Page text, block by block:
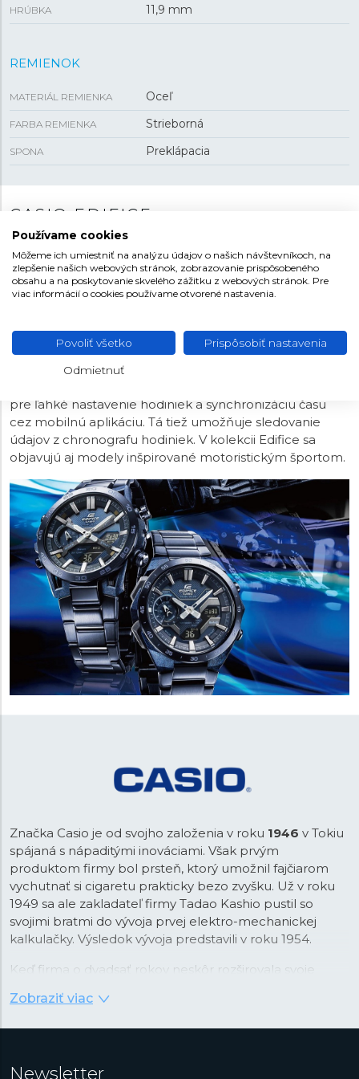
HRÚBKA 11,9 mm
REMIENOK
MATERIÁL REMIENKA Oceľ
FARBA REMIENKA Strieborná
SPONA Preklápacia
CASIO EDIFICE
hodinky s oceľovým puzdrom, vodotesnosťou100
metrov a klasickým quartzovým strojčekom s výdržou
batérie zhruba tri roky alebo so solárnym pohonom,
Vybrané modely pridávajú k analógovému zobrazeniu
času aj digitálne ukazovatele, ktoré významným
spôsobom rozširujú ponuku funkcií hodiniek. U
pre ľahké nastavenie hodiniek a synchronizáciu času
cez mobilnú aplikáciu. Tá tiež umožňuje sledovanie
údajov z chronografu hodiniek. V kolekcii Edifice sa
objavujú aj modely inšpirované motoristickým športom.
Značka Casio je od svojho založenia v roku 1946 v Tokiu
spájaná s nápaditými inováciami. Však prvým
produktom firmy bol prsteň, ktorý umožnil fajčiarom
vychutnať si cigaretu prakticky bezo zvyšku. Už v roku
1949 sa ale zakladateľ firmy Tadao Kashio pustil so
svojimi bratmi do vývoja prvej elektro-mechanickej
kalkulačky. Výsledok vývoja predstavili v roku 1954.
Keď firma o dvadsať rokov neskôr rozširovala svoje
tom čase prechádzali revolúciou v podobe nástupu
pokročilej technológie integrovaných obvodov vyvinutej
Zobraziť viac
Newsletter
Používame cookies
Môžeme ich umiestniť na analýzu údajov o našich návštevníkoch, na
zlepšenie našich webových stránok, zobrazovanie prispôsobeného
obsahu a na poskytovanie skvelého zážitku z webových stránok. Pre
viac informácií o cookies používame otvorené nastavenia.
Povoliť všetko Prispôsobiť nastavenia
Odmietnuť